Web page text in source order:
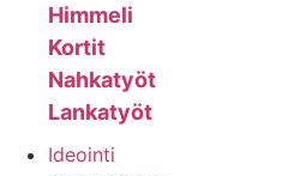
Himmeli
Kortit
Nahkatyöt
Lankatyöt
Ideointi